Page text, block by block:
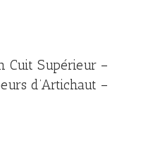
Cuit Supérieur –
d’Artichaut –